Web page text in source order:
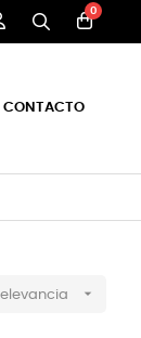
0
CONTACTO
